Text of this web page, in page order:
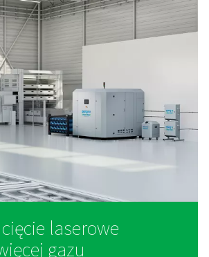
gazu PPNG LX do cięcia
system cięcia laserowego czystym
PPNG LX filtruje olej, pył i
tlenu, powietrza i mieszanych gazów.
cięcia laserowego